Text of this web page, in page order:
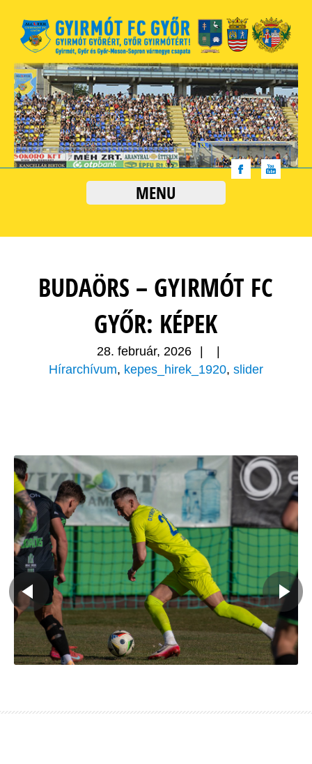
MENU
BUDAÖRS – GYIRMÓT FC
GYŐR: KÉPEK
28. február, 2026
Hírarchívum, kepes_hirek_1920, slider